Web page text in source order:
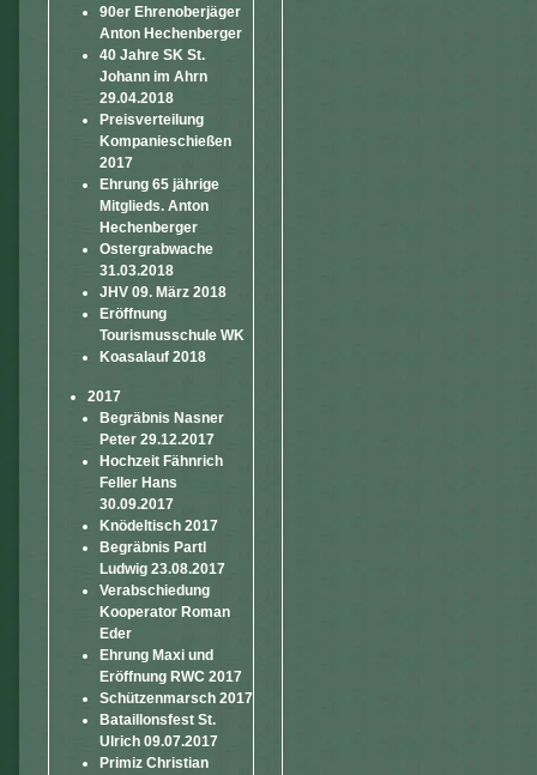
90er Ehrenoberjäger
Anton Hechenberger
40 Jahre SK St.
Johann im Ahrn
29.04.2018
Preisverteilung
Kompanieschießen
2017
Ehrung 65 jährige
Mitglieds. Anton
Hechenberger
Ostergrabwache
31.03.2018
JHV 09. März 2018
Eröffnung
Tourismusschule WK
Koasalauf 2018
2017
Begräbnis Nasner
Peter 29.12.2017
Hochzeit Fähnrich
Feller Hans
30.09.2017
Knödeltisch 2017
Begräbnis Partl
Ludwig 23.08.2017
Verabschiedung
Kooperator Roman
Eder
Ehrung Maxi und
Eröffnung RWC 2017
Schützenmarsch 2017
Bataillonsfest St.
Ulrich 09.07.2017
Primiz Christian